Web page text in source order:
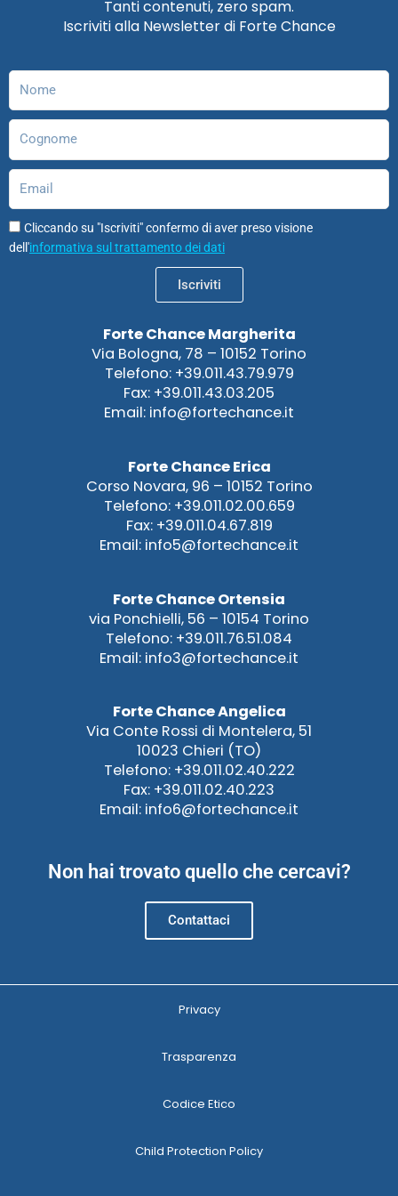
b
o
k
a
g
a
e
d
n
u
b
o
d
n
a
p
Tanti contenuti, zero spam.
Iscriviti alla Newsletter di Forte Chance
Cliccando su "Iscriviti" confermo di aver preso visione
dell'informativa sul trattamento dei dati
Iscriviti
Forte Chance Margherita
Via Bologna, 78 – 10152 Torino
Telefono: +39.011.43.79.979
Fax: +39.011.43.03.205
Email: info@fortechance.it
Forte Chance Erica
Corso Novara, 96 – 10152 Torino
Telefono: +39.011.02.00.659
Fax: +39.011.04.67.819
Email: info5@fortechance.it
Forte Chance Ortensia
via Ponchielli, 56 – 10154 Torino
Telefono: +39.011.76.51.084
Email: info3@fortechance.it
Forte Chance Angelica
Via Conte Rossi di Montelera, 51
10023 Chieri (TO)
Telefono: +39.011.02.40.222
Fax: +39.011.02.40.223
Email: info6@fortechance.it
Non hai trovato quello che cercavi?
Contattaci
Privacy
Trasparenza
Codice Etico
Child Protection Policy